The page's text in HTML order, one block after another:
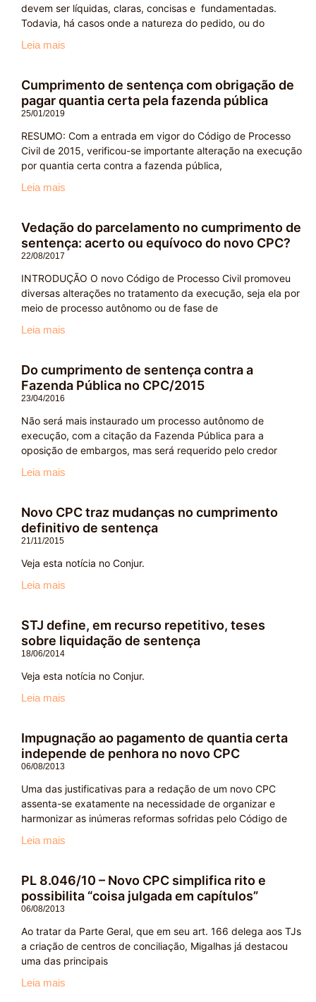
devem ser líquidas, claras, concisas e fundamentadas.
Todavia, há casos onde a natureza do pedido, ou do
Leia mais
Cumprimento de sentença com obrigação de
pagar quantia certa pela fazenda pública
25/01/2019
RESUMO: Com a entrada em vigor do Código de Processo
Civil de 2015, verificou-se importante alteração na execução
por quantia certa contra a fazenda pública,
Leia mais
Vedação do parcelamento no cumprimento de
sentença: acerto ou equívoco do novo CPC?
22/08/2017
INTRODUÇÃO O novo Código de Processo Civil promoveu
diversas alterações no tratamento da execução, seja ela por
meio de processo autônomo ou de fase de
Leia mais
Do cumprimento de sentença contra a
Fazenda Pública no CPC/2015
23/04/2016
Não será mais instaurado um processo autônomo de
execução, com a citação da Fazenda Pública para a
oposição de embargos, mas será requerido pelo credor
Leia mais
Novo CPC traz mudanças no cumprimento
definitivo de sentença
21/11/2015
Veja esta notícia no Conjur.
Leia mais
STJ define, em recurso repetitivo, teses
sobre liquidação de sentença
18/06/2014
Veja esta notícia no Conjur.
Leia mais
Impugnação ao pagamento de quantia certa
independe de penhora no novo CPC
06/08/2013
Uma das justificativas para a redação de um novo CPC
assenta-se exatamente na necessidade de organizar e
harmonizar as inúmeras reformas sofridas pelo Código de
Leia mais
PL 8.046/10 – Novo CPC simplifica rito e
possibilita “coisa julgada em capítulos”
06/08/2013
Ao tratar da Parte Geral, que em seu art. 166 delega aos TJs
a criação de centros de conciliação, Migalhas já destacou
uma das principais
Leia mais